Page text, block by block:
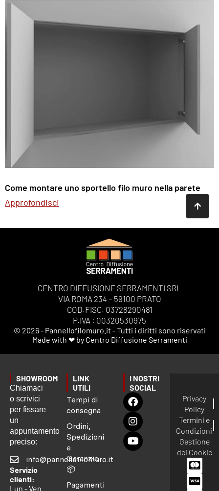
Come montare uno sportello filo muro nella parete
Approfondisci
CENTRO DIFFUSIONE SERRAMENTI SRL
VIA ROMA 234 – 59100 PRATO
COD.FISC. 03728290481
P.IVA : 00320530975
© 2026 - Pannellofilomuro.it - Tutti i diritti sono riservati
Made with ❤ by Centro Diffusione Serramenti
SHOWROOM
Chiamaci
o scrivici
per fissare
un
appuntamento
preciso:
info@pannellofilomuro.it
Servizio
clienti:
Lun - Ven
LINK
UTILI
Tempi di
consegna
Ordini,
Spedizioni
e
Garanzie
📦
Pagamenti
I NOSTRI
SOCIAL
Privacy
Policy
Termini e
Condizioni
Gestione
dei Cookie